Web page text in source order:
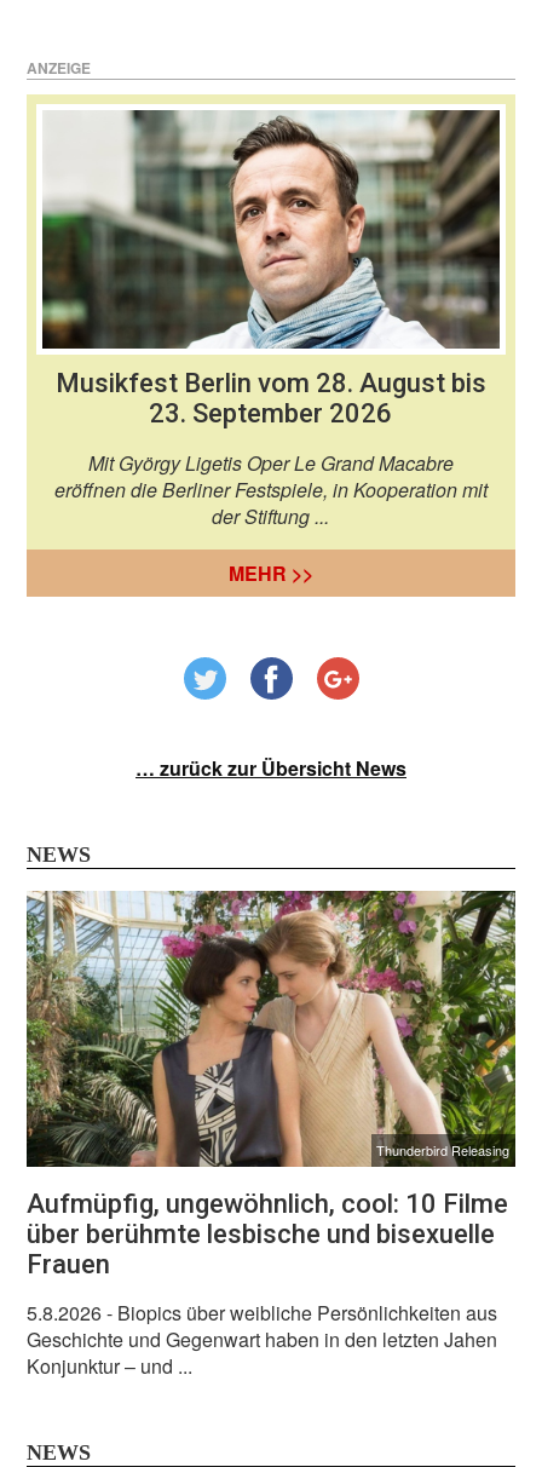
ANZEIGE
Musikfest Berlin vom 28. August bis
23. September 2026
Mit György Ligetis Oper Le Grand Macabre
eröffnen die Berliner Festspiele, in Kooperation mit
der Stiftung ...
MEHR >>
… zurück zur Übersicht News
NEWS
Thunderbird Releasing
Aufmüpfig, ungewöhnlich, cool: 10 Filme
über berühmte lesbische und bisexuelle
Frauen
5.8.2026- Biopics über weibliche Persönlichkeiten aus
Geschichte und Gegenwart haben in den letzten Jahen
Konjunktur – und ...
NEWS